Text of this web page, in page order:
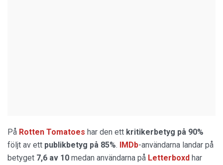
På Rotten Tomatoes har den ett kritikerbetyg på 90%
följt av ett publikbetyg på 85%. IMDb-användarna landar på
betyget 7,6 av 10 medan användarna på Letterboxd har